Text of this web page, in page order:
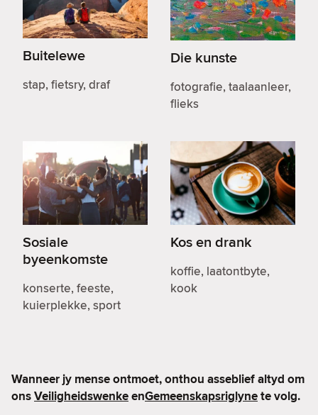
Buitelewe
stap, fietsry, draf
Die kunste
fotografie, taalaanleer,
flieks
Sosiale
byeenkomste
konserte, feeste,
kuierplekke, sport
Kos en drank
koffie, laatontbyte,
kook
Wanneer jy mense ontmoet, onthou asseblief altyd om
onsVeiligheidswenkeenGemeenskapsriglynete volg.